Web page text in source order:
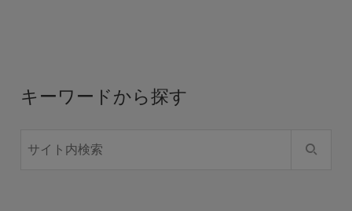
キーワードから探す